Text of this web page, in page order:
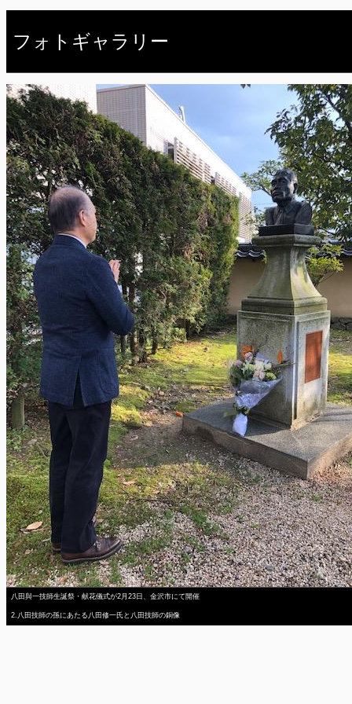
フォトギャラリー
八田與一技師生誕祭・献花儀式が2月23日、金沢市にて開催
2.八田技師の孫にあたる八田修一氏と八田技師の銅像